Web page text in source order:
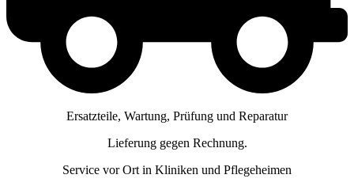
Ersatzteile, Wartung, Prüfung und Reparatur
Lieferung gegen Rechnung.
Service vor Ort in Kliniken und Pflegeheimen